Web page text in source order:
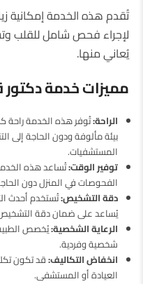
تُقدم هذه الخدمة إمكانية
لإجراء فحص شامل للقلب
يُعاني منها.
مميزات خدمة
الراحة:تُوفر هذه الخدمة راحة
بيئة مألوفة ودون الحاجة إلى
المستشفيات.
توفير الوقت:تُساعد هذه
الفحوصات في المنزل دون
دقة التشخيص:تُستخدم أحدث
يُساعد على ضمان دقة
الرعاية الشخصية:يُخصص الطبيب
شخصية وفردية.
انخفاض التكاليف:قد تكون
العيادة أو المستشفى.